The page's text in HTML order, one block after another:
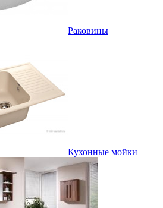
Раковины
Кухонные мойки